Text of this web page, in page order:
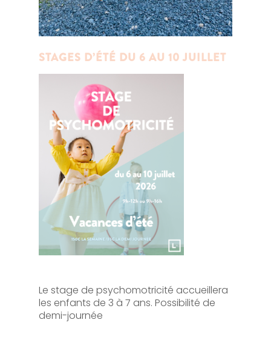
STAGES D’ÉTÉ DU 6 AU 10 JUILLET
Le stage de psychomotricité accueillera
les enfants de 3 à 7 ans. Possibilité de
demi-journée